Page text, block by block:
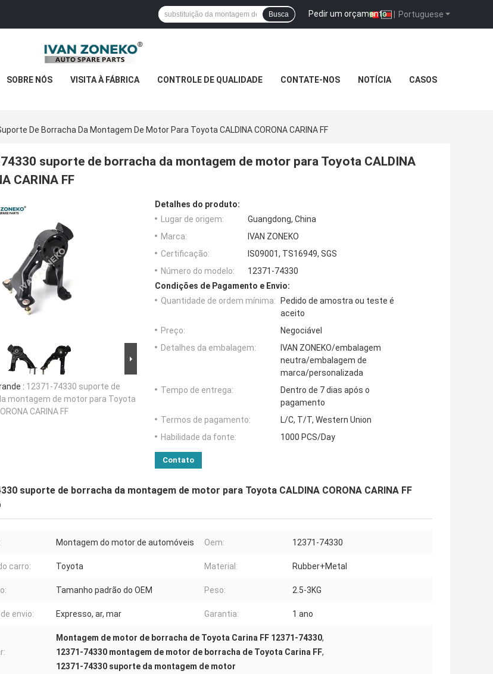
Portuguese
Pedir um orçamento |
Busca
SOBRE NÓS VISITA À FÁBRICA CONTROLE DE QUALIDADE CONTATE-NOS NOTÍCIA CASOS
De Borracha Da Montagem De Motor Para Toyota CALDINA CORONA CARINA FF
suporte de borracha da montagem de motor para Toyota CALDINA
CARINA FF
: 12371-74330 suporte de
montagem de motor para Toyota
CARINA FF
Detalhes do produto:
Lugar de origem:
Guangdong, China
Marca:
IVAN ZONEKO
Certificação:
IS09001, TS16949, SGS
Número do modelo:
12371-74330
Condições de Pagamento e Envio:
Quantidade de ordem mínima:
Pedido de amostra ou teste é
aceito
Preço:
Negociável
Detalhes da embalagem:
IVAN ZONEKO/embalagem
neutra/embalagem de
marca/personalizada
Tempo de entrega:
Dentro de 7 dias após o
pagamento
Termos de pagamento:
L/C, T/T, Western Union
Habilidade da fonte:
1000 PCS/Day
Contato
suporte de borracha da montagem de motor para Toyota CALDINA CORONA CARINA FF
Montagem do motor de automóveis Oem: 12371-74330
carro: Toyota Material: Rubber+Metal
Tamanho padrão do OEM Peso: 2.5-3KG
envio: Expresso, ar, mar Garantia: 1 ano
Montagem de motor de borracha de Toyota Carina FF 12371-74330,
12371-74330 montagem de motor de borracha de Toyota Carina FF,
12371-74330 suporte da montagem de motor